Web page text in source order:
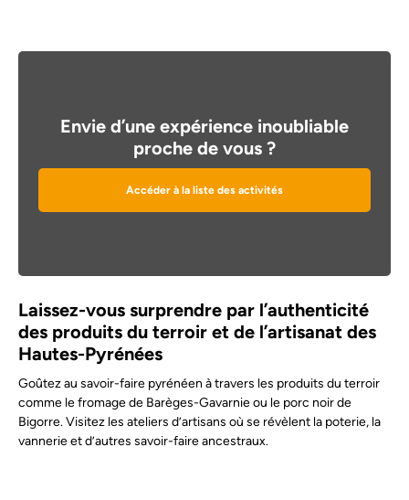
Envie d’une expérience inoubliable
proche de vous ?
Accéder à la liste des activités
Laissez-vous surprendre par l’authenticité
des produits du terroir et de l’artisanat des
Hautes-Pyrénées
Goûtez au savoir-faire pyrénéen à travers les produits du terroir
comme le fromage de Barèges-Gavarnie ou le porc noir de
Bigorre. Visitez les ateliers d’artisans où se révèlent la poterie, la
vannerie et d’autres savoir-faire ancestraux.